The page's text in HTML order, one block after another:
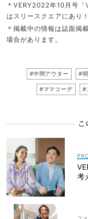
＊VERY2022年10月号「
はスリースクエアにあり
＊掲載中の情報は誌面掲
場合があります。
#中間アウター #
#ママコーデ #
こ
考